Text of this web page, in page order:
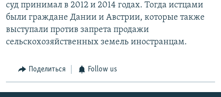
суд принимал в 2012 и 2014 годах. Тогда истцами
были граждане Дании и Австрии, которые также
выступали против запрета продажи
сельскохозяйственных земель иностранцам.
Поделиться Follow us